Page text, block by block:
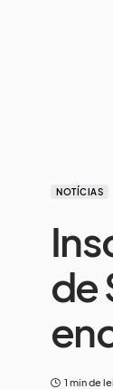
NOTÍCIAS
de
1 min de